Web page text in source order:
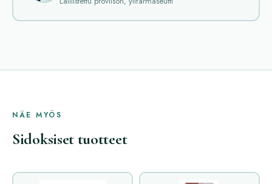
NÄE MYÖS
Sidoksiset tuotteet